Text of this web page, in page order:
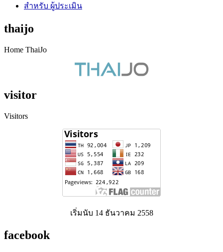
สำหรับ ผู้ประเมิน
thaijo
Home ThaiJo
visitor
Visitors
เริ่มนับ 14 ธันวาคม 2558
facebook